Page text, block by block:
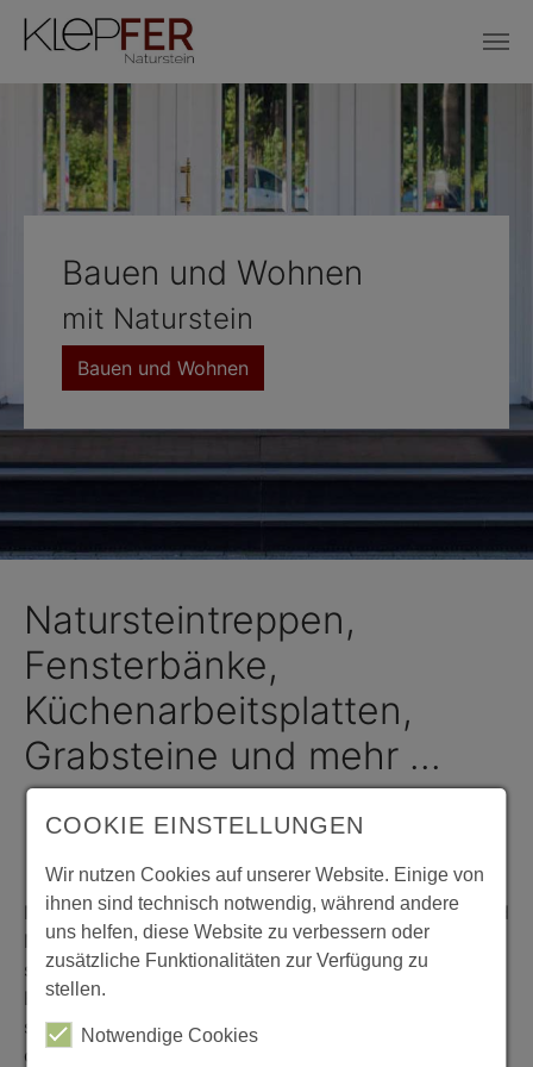
Skip to main content
Bauen und Wohnen
mit Naturstein
Bauen und Wohnen
Natursteintreppen,
Fensterbänke,
Küchenarbeitsplatten,
Grabsteine und mehr ...
Klepfer Naturstein - Unser
Leistungsangebot
Naturstein ist ein sehr vielseitiges Material. Granit und
Marmor gehören zu den Natursteinen und erfreuen
sich gerade im Baubereich stetig wachsender
Beliebtheit. Als Fachbetrieb für Natursteinarbeiten
sind wir Ihr erster Ansprechpartner, wenn es um
qualitativ hochwertige Produkte aus Naturstein geht.
COOKIE EINSTELLUNGEN
Wir nutzen Cookies auf unserer Website. Einige von
ihnen sind technisch notwendig, während andere
uns helfen, diese Website zu verbessern oder
zusätzliche Funktionalitäten zur Verfügung zu
stellen.
Notwendige Cookies